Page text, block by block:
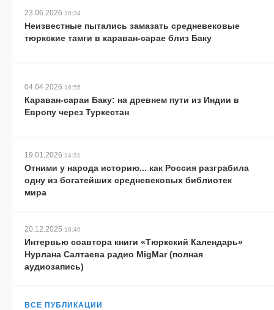
23.06.2026 10:34
Неизвестные пытались замазать средневековые
тюркские тамги в караван-сарае близ Баку
04.04.2026 16:55
Караван-сараи Баку: на древнем пути из Индии в
Европу через Туркестан
19.01.2026 14:31
Отними у народа историю... как Россия разграбила
одну из богатейших средневековых библиотек
мира
20.12.2025 16:40
Интервью соавтора книги «Тюркский Календарь»
Нурлана Салтаева радио MigMar (полная
аудиозапись)
ВСЕ ПУБЛИКАЦИИ